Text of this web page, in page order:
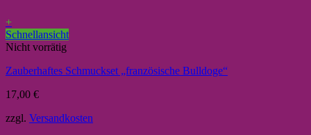
+
Schnellansicht
Nicht vorrätig
Zauberhaftes Schmuckset „französische Bulldoge“
17,00 €
zzgl. Versandkosten